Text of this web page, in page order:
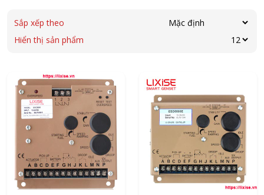
Sắp xếp theo
Hiển thị sản phẩm